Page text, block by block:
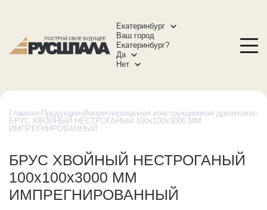
Екатеринбург
Ваш город
Екатеринбург?
Да
Нет
Главная Продукция Импрегнированная конструкционная древесина
БРУС ХВОЙНЫЙ НЕСТРОГАНЫЙ 100х100х3000 ММ
ИМПРЕГНИРОВАННЫЙ
БРУС ХВОЙНЫЙ НЕСТРОГАНЫЙ
100х100х3000 ММ
ИМПРЕГНИРОВАННЫЙ